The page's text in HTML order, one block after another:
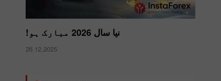
نیا سال 2026 مبارک ہو!
26.12.2025